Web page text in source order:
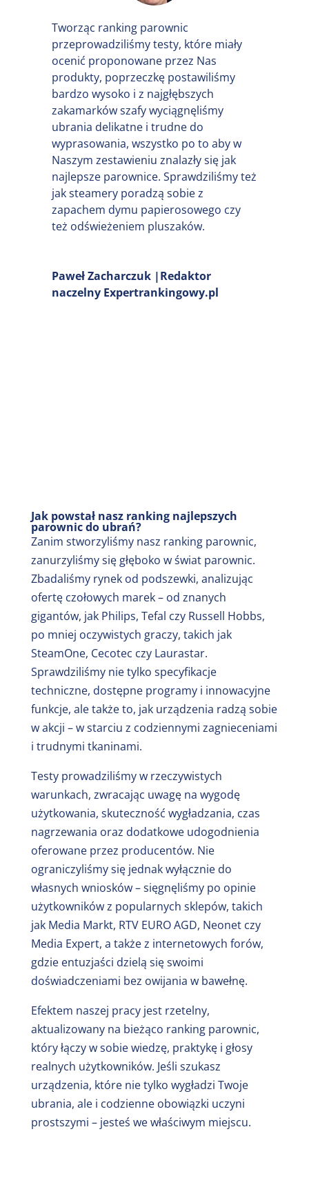
Tworząc ranking parownic
przeprowadziliśmy testy, które miały
ocenić proponowane przez Nas
produkty, poprzeczkę postawiliśmy
bardzo wysoko i z najgłębszych
zakamarków szafy wyciągnęliśmy
ubrania delikatne i trudne do
wyprasowania, wszystko po to aby w
Naszym zestawieniu znalazły się jak
najlepsze parownice. Sprawdziliśmy też
jak steamery poradzą sobie z
zapachem dymu papierosowego czy
też odświeżeniem pluszaków.
Paweł Zacharczuk |Redaktor
naczelny Expertrankingowy.pl
Jak powstał nasz ranking najlepszych
parownic do ubrań?
Zanim stworzyliśmy nasz ranking parownic,
zanurzyliśmy się głęboko w świat parownic.
Zbadaliśmy rynek od podszewki, analizując
ofertę czołowych marek – od znanych
gigantów, jak Philips, Tefal czy Russell Hobbs,
po mniej oczywistych graczy, takich jak
SteamOne, Cecotec czy Laurastar.
Sprawdziliśmy nie tylko specyfikacje
techniczne, dostępne programy i innowacyjne
funkcje, ale także to, jak urządzenia radzą sobie
w akcji – w starciu z codziennymi zagnieceniami
i trudnymi tkaninami.
Testy prowadziliśmy w rzeczywistych
warunkach, zwracając uwagę na wygodę
użytkowania, skuteczność wygładzania, czas
nagrzewania oraz dodatkowe udogodnienia
oferowane przez producentów. Nie
ograniczyliśmy się jednak wyłącznie do
własnych wniosków – sięgnęliśmy po opinie
użytkowników z popularnych sklepów, takich
jak Media Markt, RTV EURO AGD, Neonet czy
Media Expert, a także z internetowych forów,
gdzie entuzjaści dzielą się swoimi
doświadczeniami bez owijania w bawełnę.
Efektem naszej pracy jest rzetelny,
aktualizowany na bieżąco ranking parownic,
który łączy w sobie wiedzę, praktykę i głosy
realnych użytkowników. Jeśli szukasz
urządzenia, które nie tylko wygładzi Twoje
ubrania, ale i codzienne obowiązki uczyni
prostszymi – jesteś we właściwym miejscu.